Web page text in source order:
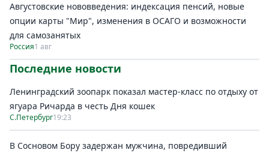
Августовские нововведения: индексация пенсий, новые
опции карты "Мир", изменения в ОСАГО и возможности
для самозанятых
Россия1 авг
Последние новости
Ленинградский зоопарк показал мастер-класс по отдыху от
ягуара Ричарда в честь Дня кошек
С.Петербург19:23
В Сосновом Бору задержан мужчина, повредивший